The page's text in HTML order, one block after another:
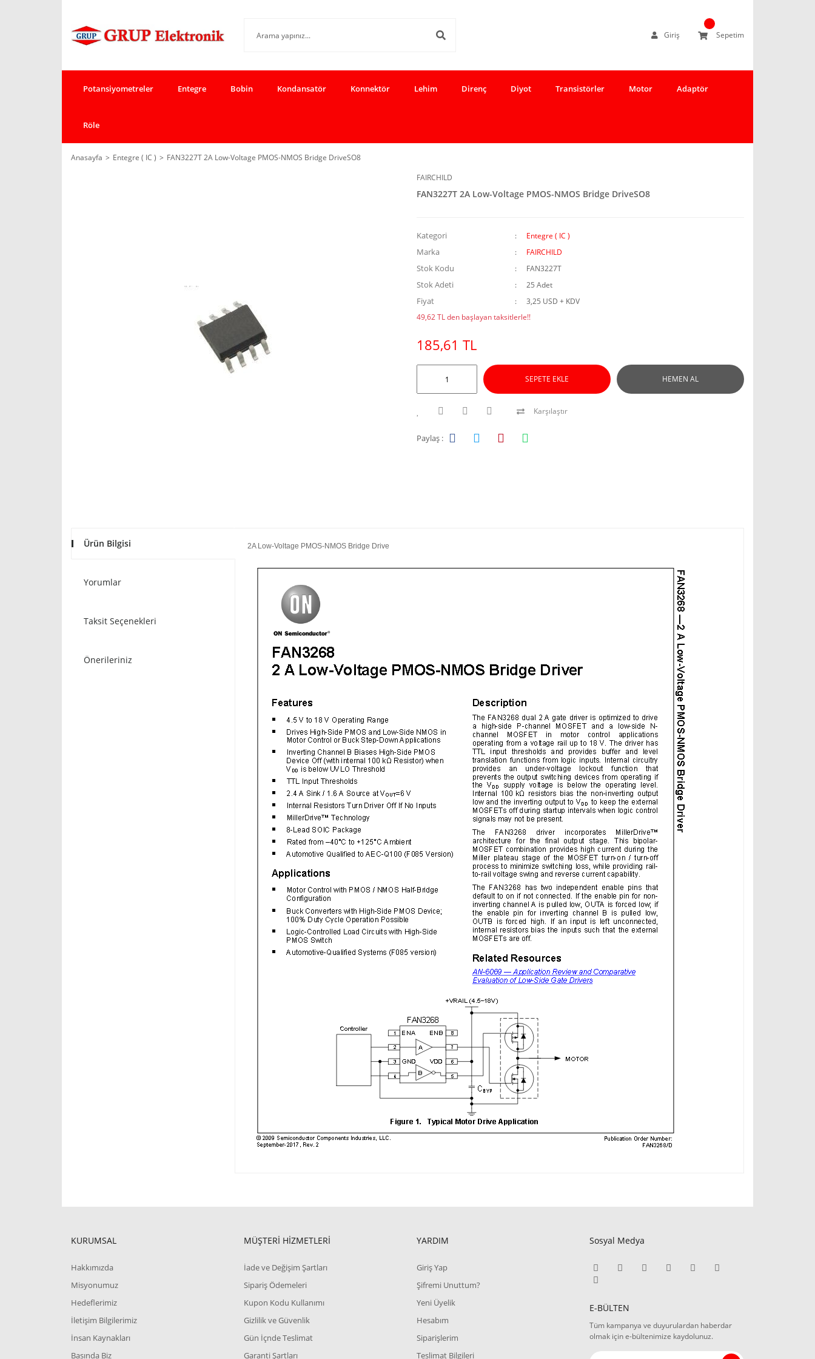
Giriş Sepetim
Potansiyometreler Entegre Bobin Kondansatör Konnektör Lehim Direnç Diyot Transistörler Motor Adaptör
Röle
Anasayfa Entegre ( IC )
FAN3227T 2A Low-Voltage PMOS-NMOS Bridge DriveSO8
FAIRCHILD
FAN3227T 2A Low-Voltage PMOS-NMOS Bridge DriveSO8
Kategori Entegre ( IC )
Marka FAIRCHILD
Stok Kodu FAN3227T
Stok Adeti 25 Adet
Fiyat
3,25 USD + KDV
49,62 TL den başlayan taksitlerle!!
185,61 TL
SEPETE EKLE HEMEN AL
Karşılaştır
Paylaş :
Ürün Bilgisi
Yorumlar
Taksit Seçenekleri
Önerileriniz
2A Low-Voltage PMOS-NMOS Bridge Drive
KURUMSAL
Hakkımızda
Misyonumuz
Hedeflerimiz
İletişim Bilgilerimiz
İnsan Kaynakları
Basında Biz
MÜŞTERİ HİZMETLERİ
İade ve Değişim Şartları
Sipariş Ödemeleri
Kupon Kodu Kullanımı
Gizlilik ve Güvenlik
Gün İçnde Teslimat
Garanti Şartları
YARDIM
Giriş Yap
Şifremi Unuttum?
Yeni Üyelik
Hesabım
Siparişlerim
Teslimat Bilgileri
Sosyal Medya
E-BÜLTEN
Tüm kampanya ve duyurulardan haberdar
olmak için e-bültenimize kaydolunuz.